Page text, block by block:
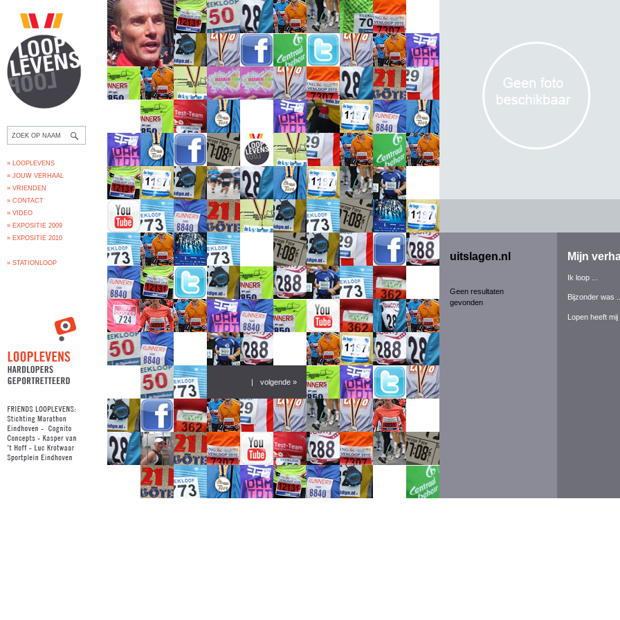
uitslagen.nl
Geen resultaten
gevonden
Mijn
Ik loop ...
Bijzonder was ...
Lopen heeft mij
» LOOPLEVENS
» JOUW VERHAAL
» VRIENDEN
» CONTACT
» VIDEO
» EXPOSITIE 2009
» EXPOSITIE 2010
» STATIONLOOP
| volgende »